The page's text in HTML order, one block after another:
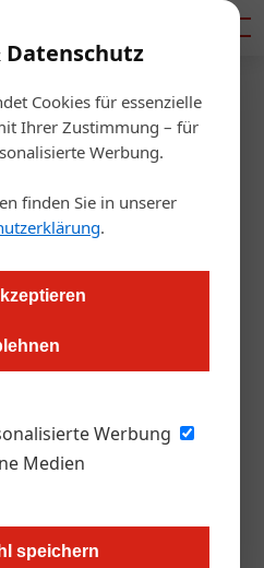
Datenschutz
Cookies für essenzielle
Ihrer Zustimmung – für
Werbung.
finden Sie in unserer
.
Werbung
Medien
speichern